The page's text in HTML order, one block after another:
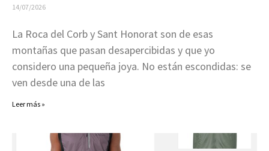
14/07/2026
La Roca del Corb y Sant Honorat son de esas
montañas que pasan desapercibidas y que yo
considero una pequeña joya. No están escondidas: se
ven desde una de las
Leer más »